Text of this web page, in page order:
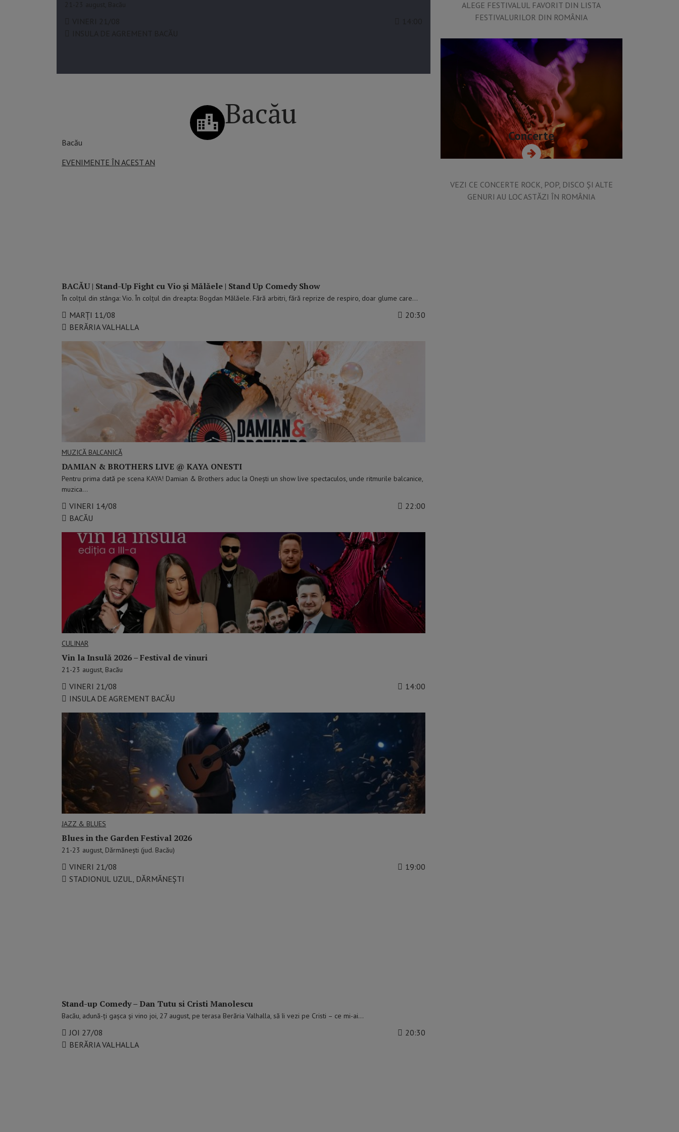
Bacău
Bacău
EVENIMENTE ÎN ACEST AN
BACĂU | Stand-Up Fight cu Vio și Mălăele | Stand Up Comedy Show
În colțul din stânga: Vio. În colțul din dreapta: Bogdan Mălăele. Fără arbitri, fără reprize de respiro, doar glume care…
MARȚI 11/08
20:30
BERĂRIA VALHALLA
MUZICĂ BALCANICĂ
DAMIAN & BROTHERS LIVE @ KAYA ONESTI
Pentru prima dată pe scena KAYA! Damian & Brothers aduc la Onești un show live spectaculos, unde ritmurile balcanice,
muzica…
VINERI 14/08
22:00
BACĂU
CULINAR
Vin la Insulă 2026 – Festival de vinuri
21-23 august, Bacău
VINERI 21/08
14:00
INSULA DE AGREMENT BACĂU
JAZZ & BLUES
Blues in the Garden Festival 2026
21-23 august, Dărmănești (jud. Bacău)
VINERI 21/08
19:00
STADIONUL UZUL, DĂRMĂNEȘTI
Stand-up Comedy – Dan Tutu si Cristi Manolescu
Bacău, adună-ţi gaşca şi vino joi, 27 august, pe terasa Berăria Valhalla, să îi vezi pe Cristi – ce mi-ai…
JOI 27/08
20:30
BERĂRIA VALHALLA
ALEGE FESTIVALUL FAVORIT DIN LISTA
FESTIVALURILOR DIN ROMÂNIA
Concerte
VEZI CE CONCERTE ROCK, POP, DISCO ȘI ALTE
GENURI AU LOC ASTĂZI ÎN ROMÂNIA